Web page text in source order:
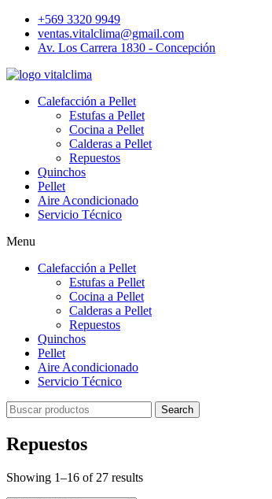
+569 3320 9949
ventas.vitalclima@gmail.com
Av. Los Carrera 1830 - Concepción
Calefacción a Pellet
Estufas a Pellet
Cocina a Pellet
Calderas a Pellet
Repuestos
Quinchos
Pellet
Aire Acondicionado
Servicio Técnico
Menu
Calefacción a Pellet
Estufas a Pellet
Cocina a Pellet
Calderas a Pellet
Repuestos
Quinchos
Pellet
Aire Acondicionado
Servicio Técnico
Search
Repuestos
Showing 1–16 of 27 results